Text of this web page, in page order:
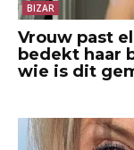
BIZAR
Vrouw past
bedekt haar
wie is dit